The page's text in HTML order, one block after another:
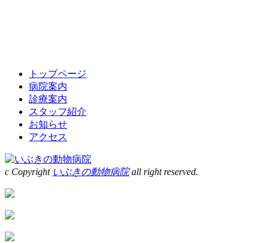
トップページ
病院案内
診療案内
スタッフ紹介
お知らせ
アクセス
c Copyright いぶきの動物病院all right reserved.